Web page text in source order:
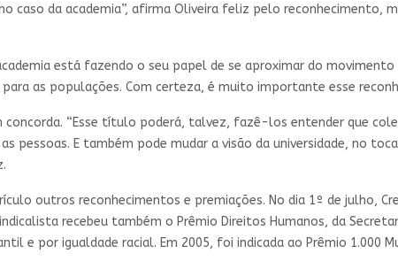
caso da academia”, afirma Oliveira feliz pelo reconhecimento,
está fazendo o seu papel de se aproximar do
as populações. Com certeza, é muito importante esse
concorda. “Esse título poderá, talvez, fazê-los entender que
pessoas. E também pode mudar a visão da universidade, no
outros reconhecimentos e premiações. No dia 1º de julho,
recebeu também o Prêmio Direitos Humanos, da
e por igualdade racial. Em 2005, foi indicada ao Prêmio 1.000